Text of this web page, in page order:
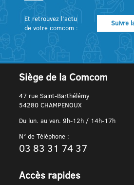
Et retrouvez l’actu
de votre comcom :
Suivre
Siège de la Comcom
47 rue Saint-Barthélémy
54280 CHAMPENOUX
Du lun. au ven. 9h-12h / 14h-17h
N° de Téléphone :
03 83 31 74 37
Accès rapides